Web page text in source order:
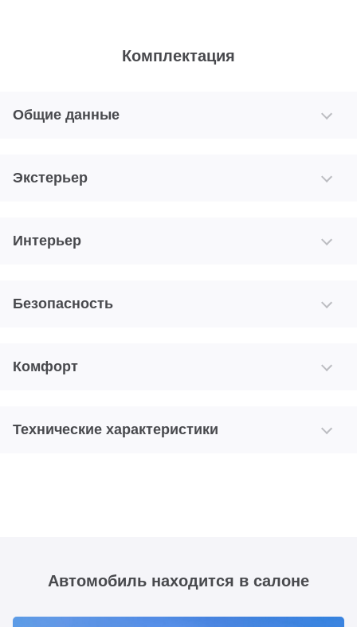
Комплектация
Общие данные
Экстерьер
Интерьер
Безопасность
Комфорт
Технические характеристики
Автомобиль находится в салоне